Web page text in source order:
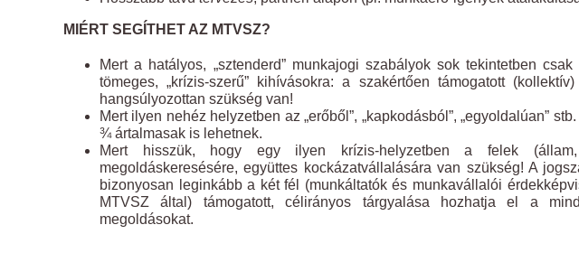
MIÉRT SEGÍTHET AZ MTVSZ?
Mert a hatályos, „sztenderd” munkajogi szabályok sok tekintetben
tömeges, „krízis-szerű” kihívásokra: a szakértően támogatott
hangsúlyozottan szükség van!
Mert ilyen nehéz helyzetben az „erőből”, „kapkodásból”, „egyoldalúan”
¾ ártalmasak is lehetnek.
Mert hisszük, hogy egy ilyen krízis-helyzetben a felek (állam,
megoldáskeresésére, együttes kockázatvállalására van szükség! A
bizonyosan leginkább a két fél (munkáltatók és munkavállalói
MTVSZ által) támogatott, célirányos tárgyalása hozhatja el a
megoldásokat.